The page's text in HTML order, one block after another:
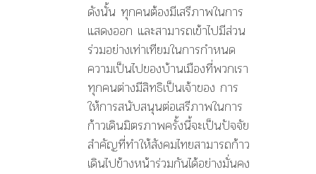
ดังนั้น ทุกคนต้องมีเสรีภาพในการ
แสดงออก และสามารถเข้าไปมีส่วน
ร่วมอย่างเท่าเทียมในการกำหนด
ความเป็นไปของบ้านเมืองที่พวกเรา
ทุกคนต่างมีสิทธิเป็นเจ้าของ การ
ให้การสนับสนุนต่อเสรีภาพในการ
ก้าวเดินมิตรภาพครั้งนี้จะเป็นปัจจัย
สำคัญที่ทำให้สังคมไทยสามารถก้าว
เดินไปข้างหน้าร่วมกันได้อย่างมั่นคง